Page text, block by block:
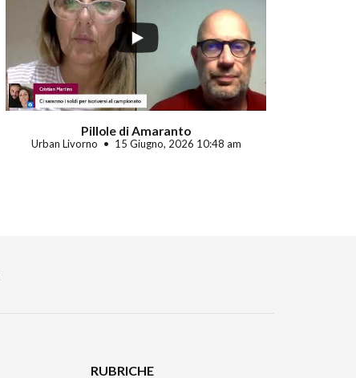
Pillole di Amaranto
Urban Livorno 15 Giugno, 2026 10:48 am
RUBRICHE